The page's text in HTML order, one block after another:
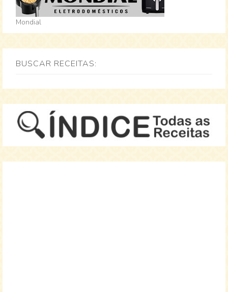
Mondial
BUSCAR RECEITAS: